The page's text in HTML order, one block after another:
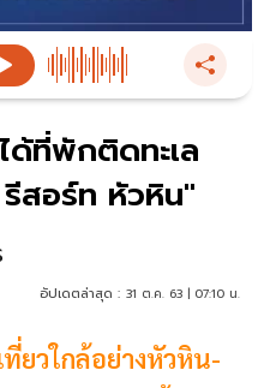
ด้ที่พักติดทะเล
รีสอร์ท หัวหิน"
อัปเดตล่าสุด : 31 ต.ค. 63 | 07:10 น.
ยวใกล้อย่างหัวหิน-